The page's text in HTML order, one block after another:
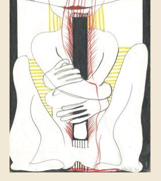
The stake, lead and